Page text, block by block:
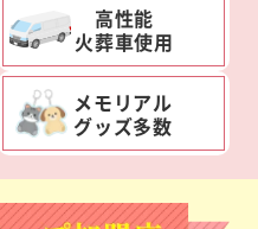
高性能
火葬車使用
メモリアル
グッズ多数